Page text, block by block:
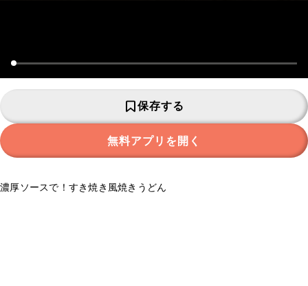
保存する
無料アプリを開く
濃厚ソースで！すき焼き風焼きうどん